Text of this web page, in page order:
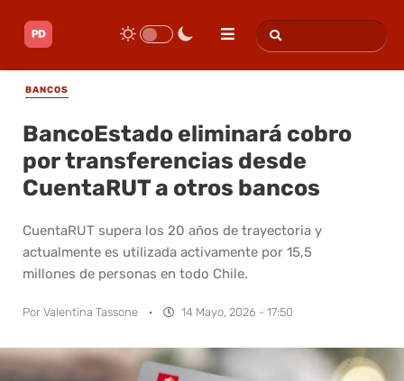
BANCOS
BancoEstado eliminará cobro
por transferencias desde
CuentaRUT a otros bancos
CuentaRUT supera los 20 años de trayectoria y
actualmente es utilizada activamente por 15,5
millones de personas en todo Chile.
Por Valentina Tassone · 14 Mayo, 2026 - 17:50